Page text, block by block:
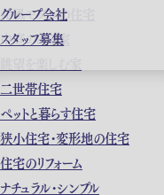
和風モダンの住宅
中庭のある家
二世帯住宅
ペットと暮らす住宅
狭小住宅・変形地の住宅
住宅のリフォーム
ナチュラル・シンプル
グループ会社
スタッフ募集